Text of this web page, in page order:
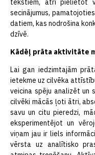
tekstiem, ātri pielietot
secinājumus,
datiem, kas nodrošina
dzīvē.
Kādēļ prāta aktivitāte
Lai gan iedzimtajām
ietekme uz cilvēka
veicina spēju analizēt
cilvēki mācās ļoti ātri,
savu un citu pieredzi,
eksperimentējot un
viņam jau ir liels
vērsta uz analītisko